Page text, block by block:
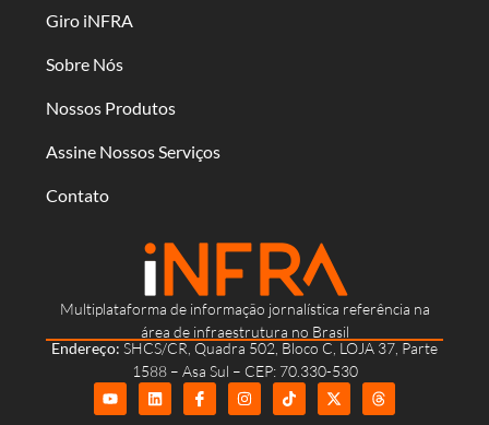
Multiplataforma de informação jornalística referência na
área de infraestrutura no Brasil
Endereço: SHCS/CR, Quadra 502, Bloco C, LOJA 37, Parte
1588 – Asa Sul – CEP: 70.330-530
Giro iNFRA
Sobre Nós
Nossos Produtos
Assine Nossos Serviços
Contato